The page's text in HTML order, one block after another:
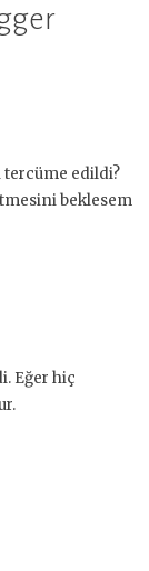
tercüme edildi?
beklesem
Eğer hiç